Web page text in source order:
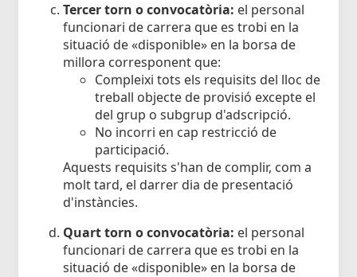
Tercer torn o convocatòria: el personal
funcionari de carrera que es trobi en la
situació de «disponible» en la borsa de
millora corresponent que:
Compleixi tots els requisits del lloc de
treball objecte de provisió excepte el
del grup o subgrup d'adscripció.
No incorri en cap restricció de
participació.
Aquests requisits s'han de complir, com a
molt tard, el darrer dia de presentació
d'instàncies.
Quart torn o convocatòria: el personal
funcionari de carrera que es trobi en la
situació de «disponible» en la borsa de